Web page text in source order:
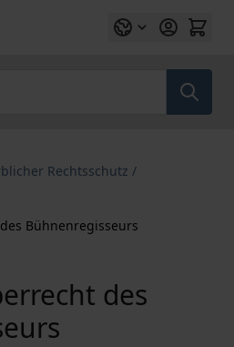
Rechtsschutz /
Bühnenregisseurs
des